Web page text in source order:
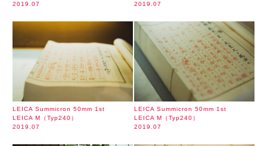
2019.07
2019.07
LEICA Summicron 50mm 1st
LEICA M（Typ240）
2019.07
LEICA Summicron 50mm 1st
LEICA M（Typ240）
2019.07